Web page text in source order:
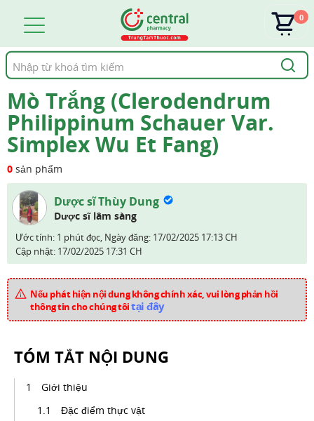
Tìm
kiếm
0
Mò Trắng (Clerodendrum
Philippinum Schauer Var.
Simplex Wu Et Fang)
0 sản phẩm
Dược sĩ Thùy Dung
Dược sĩ lâm sàng
Ước tính: 1 phút đọc, Ngày đăng: 17/02/2025 17:13 CH
Cập nhật: 17/02/2025 17:31 CH
Nếu phát hiện nội dung không chính xác, vui lòng phản hồi
thông tin cho chúng tôitại đây
TÓM TẮT NỘI DUNG
Giới thiệu
Đặc điểm thực vật